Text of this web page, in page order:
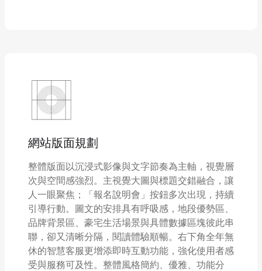
網站版面規劃
整體版面以沉浸式影像與文字節奏為主軸，視覺層
次與空間感強烈。主視覺大圖與標題交錯融合，讓
人一眼聚焦；「報名說明會」按鈕多次出現，持續
引導行動。圖文的安排具有呼吸感，地段優勢區、
品牌背景區、豪宅生活場景與具體數據區塊彼此串
聯，卻又清晰分隔，閱讀體驗順暢。右下角全年無
休的智慧客服更增添即時互動功能，強化使用者感
受與服務可及性。整體風格簡約、優雅、功能分